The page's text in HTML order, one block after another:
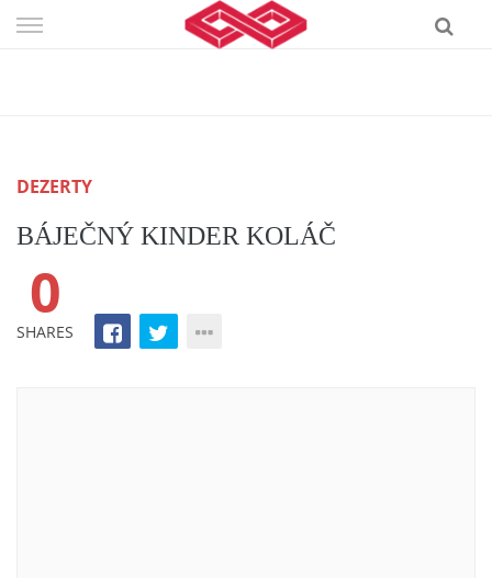
Skip
DEZERTY
BÁJEČNÝ KINDER KOLÁČ
0
SHARES